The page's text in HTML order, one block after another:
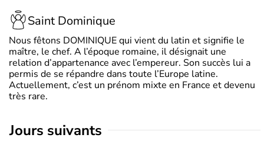
Saint Dominique
Nous fêtons DOMINIQUE qui vient du latin et signifie le
maître, le chef. A l’époque romaine, il désignait une
relation d’appartenance avec l’empereur. Son succès lui a
permis de se répandre dans toute l’Europe latine.
Actuellement, c’est un prénom mixte en France et devenu
très rare.
jours suivants